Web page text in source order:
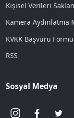
Kişisel Verileri
Kamera Aydınlatma
KVKK Başvuru Formu
RSS
Sosyal Medya